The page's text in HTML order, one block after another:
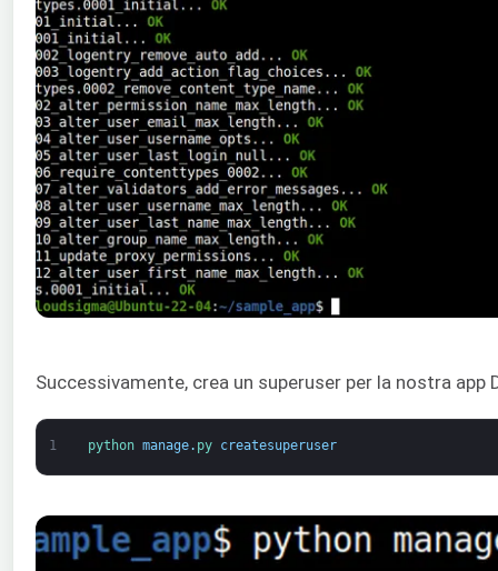
Successivamente, crea un superuser per la nostra app
1 python manage. py createsuperuser